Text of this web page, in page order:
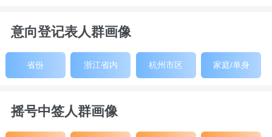
意向登记表人群画像
省份 浙江省内 杭州市区 家庭/单身
摇号中签人群画像